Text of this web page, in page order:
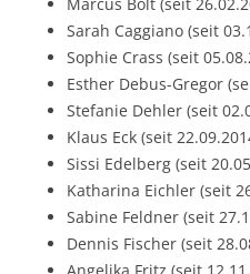
Sarah Caggiano (seit
Sophie Crass (seit
Esther Debus-Gregor
Stefanie Dehler (seit
Klaus Eck (seit
Sissi Edelberg (seit
Katharina Eichler (seit
Sabine Feldner (seit
Dennis Fischer (seit